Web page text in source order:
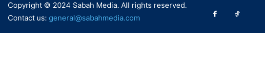
Copyright © 2024 Sabah Media. All rights reserved.
Contact us: general@sabahmedia.com